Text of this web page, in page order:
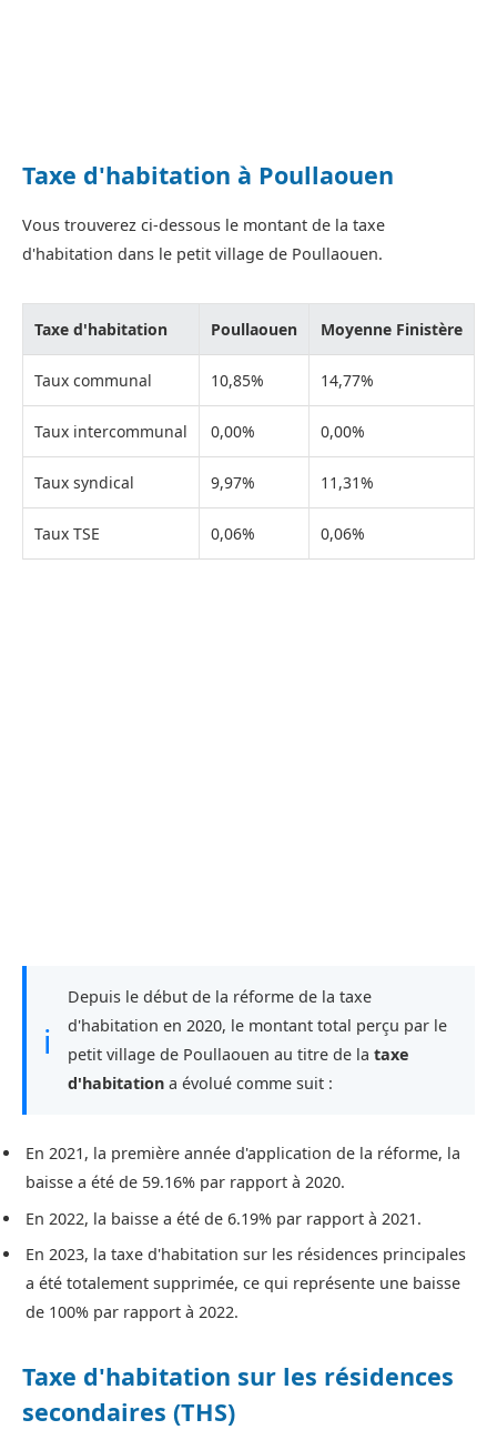
Taxe d'habitation à Poullaouen
Vous trouverez ci-dessous le montant de la taxe
d'habitation dans le petit village de Poullaouen.
Taxe d'habitation Poullaouen Moyenne Finistère
Taux communal 10,85% 14,77%
Taux intercommunal 0,00% 0,00%
Taux syndical 9,97% 11,31%
Taux TSE 0,06% 0,06%
ℹ
Depuis le début de la réforme de la taxe
d'habitation en 2020, le montant total perçu par le
petit village de Poullaouen au titre de la taxe
d'habitation a évolué comme suit :
En 2021, la première année d'application de la réforme, la
baisse a été de 59.16% par rapport à 2020.
En 2022, la baisse a été de 6.19% par rapport à 2021.
En 2023, la taxe d'habitation sur les résidences principales
a été totalement supprimée, ce qui représente une baisse
de 100% par rapport à 2022.
Taxe d'habitation sur les résidences
secondaires (THS)